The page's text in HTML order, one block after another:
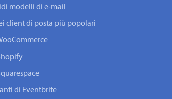
modelli di e-mail
client di posta più popolari
di Eventbrite